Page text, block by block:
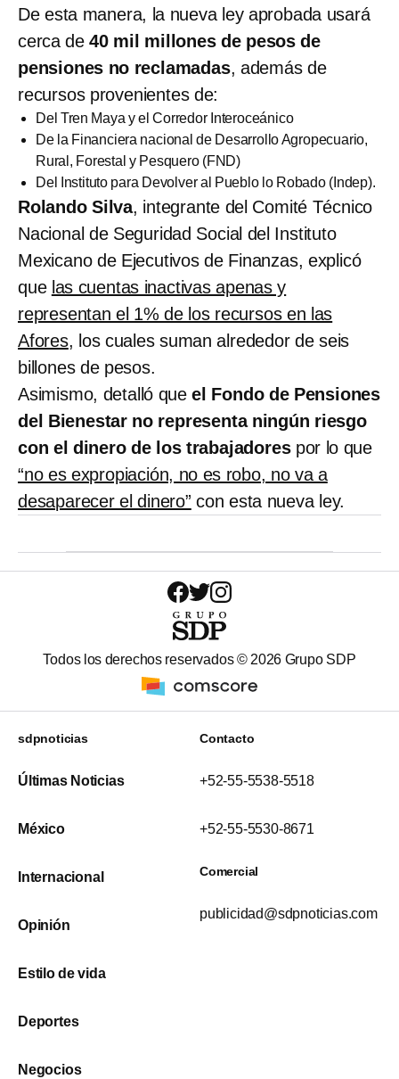
De esta manera, la nueva ley aprobada usará
cerca de 40 mil millones de pesos de
pensiones no reclamadas, además de
recursos provenientes de:
Del Tren Maya y el Corredor Interoceánico
De la Financiera nacional de Desarrollo Agropecuario,
Rural, Forestal y Pesquero (FND)
Del Instituto para Devolver al Pueblo lo Robado (Indep).
Rolando Silva, integrante del Comité Técnico
Nacional de Seguridad Social del Instituto
Mexicano de Ejecutivos de Finanzas, explicó
que las cuentas inactivas apenas y
representan el 1% de los recursos en las
Afores, los cuales suman alrededor de seis
billones de pesos.
Asimismo, detalló queel Fondo de Pensiones
del Bienestar no representa ningún riesgo
con el dinero de los trabajadores por lo que
“no es expropiación, no es robo, no va a
desaparecer el dinero” con esta nueva ley.
Todos los derechos reservados © 2026 Grupo SDP
sdpnoticias
Últimas Noticias
México
Internacional
Opinión
Estilo de vida
Deportes
Negocios
Contacto
+52-55-5538-5518
+52-55-5530-8671
Comercial
publicidad@sdpnoticias.com